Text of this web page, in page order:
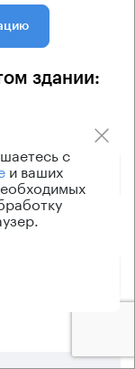
здании:
Этаж
с
и ваших